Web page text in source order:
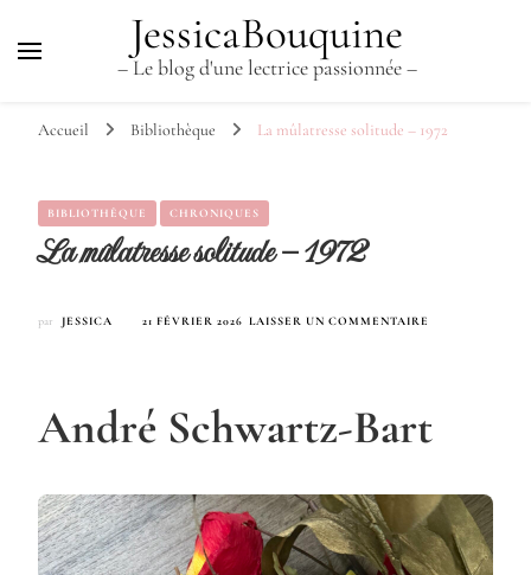
JessicaBouquine
– Le blog d'une lectrice passionnée –
Accueil Bibliothèque La mûlatresse solitude – 1972
BIBLIOTHÈQUE CHRONIQUES
La mûlatresse solitude – 1972
par JESSICA 21 FÉVRIER 2026 LAISSER UN COMMENTAIRE
1972
André Schwartz-Bart